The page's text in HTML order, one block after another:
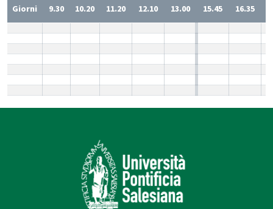
Giorni
9.30
10.20
11.20
12.10
13.00
15.45
16.35